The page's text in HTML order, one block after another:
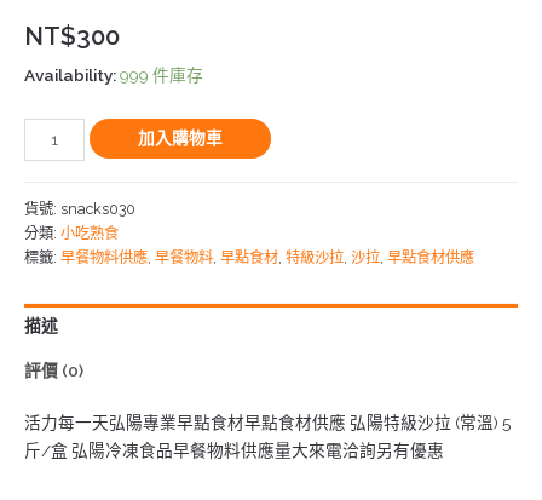
NT$300
Availability:999 件庫存
加入購物車
貨號: snacks030
分類: 小吃熟食
標籤: 早餐物料供應, 早餐物料, 早點食材, 特級沙拉, 沙拉, 早點食材供應
描述
評價 (0)
活力每一天弘陽專業早點食材早點食材供應 弘陽特級沙拉 (常溫) 5
斤/盒 弘陽冷凍食品早餐物料供應量大來電洽詢另有優惠